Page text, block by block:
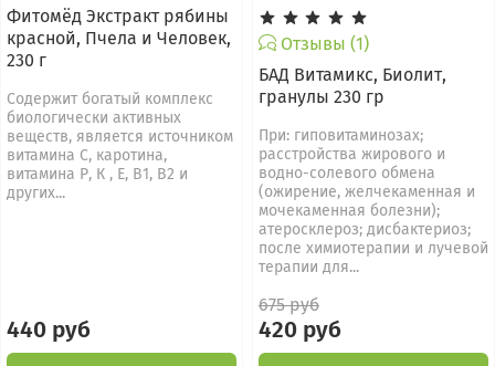
Фитомёд Экстракт рябины
красной, Пчела и Человек,
230 г
Содержит богатый комплекс
биологически активных
веществ, является источником
витамина С, каротина,
витамина Р, К , Е, В1, В2 и
других...
440 руб
Отзывы (1)
БАД Витамикс, Биолит,
гранулы 230 гр
При: гиповитаминозах;
расстройства жирового и
водно-солевого обмена
(ожирение, желчекаменная и
мочекаменная болезни);
атеросклероз; дисбактериоз;
после химиотерапии и лучевой
терапии для...
675 руб
420 руб